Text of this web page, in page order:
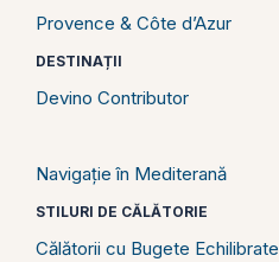
Provence & Côte d’Azur
DESTINAȚII
Devino Contributor
Navigație în Mediterană
STILURI DE CĂLĂTORIE
Călătorii cu Bugete Echilibrate